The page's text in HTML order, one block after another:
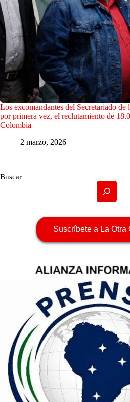
Los excomandantes del Secretariado de
por primera vez, el reclutamiento de
Colombia
2 marzo, 2026
Buscar
Suscríbete a La Otra